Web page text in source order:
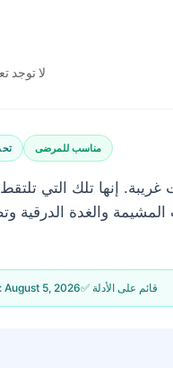
لا توجد
مناسب للمرضى
إنها تلك التي
🩺 تمت المراجعة طبيًا بواسطة: August 5, 2026 ✅ قائم على الأدلة